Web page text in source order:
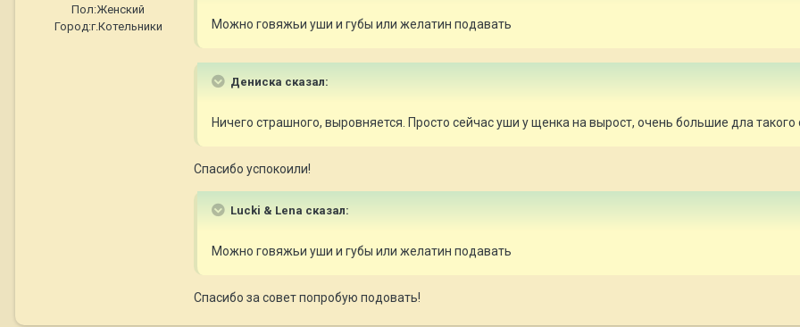
Пол:Женский
Город:г.Котельники Можно говяжьи уши и губы или желатин подавать
Дениска сказал:
Ничего страшного, выровняется. Просто сейчас уши у щенка на вырост, очень большие дла
Спасибо успокоили!
Lucki & Lena сказал:
Можно говяжьи уши и губы или желатин подавать
Спасибо за совет попробую подовать!